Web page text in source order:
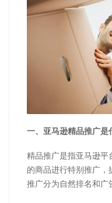
一、亚马逊精品推广是
精品推广是指亚马逊平
的商品进行特别推广，
推广分为自然排名和广